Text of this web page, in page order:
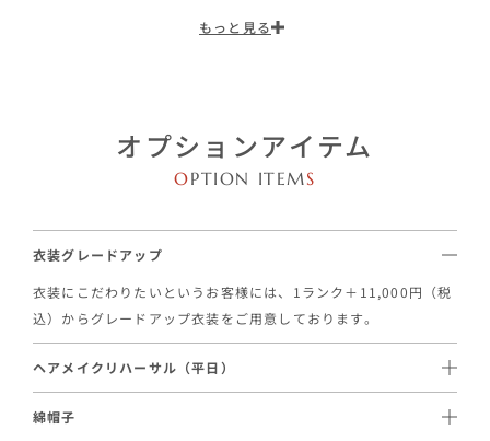
もっと見る
オプションアイテム
OPTION ITEMS
衣装グレードアップ
衣装にこだわりたいというお客様には、1ランク＋11,000円（税
込）からグレードアップ衣装をご用意しております。
ヘアメイクリハーサル（平日）
事前に実際のヘアメイクを体験いただけるオプションです。当日
綿帽子